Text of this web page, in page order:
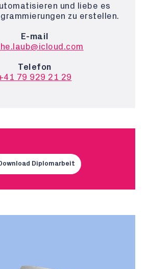
und liebe es
zu erstellen.
E-mail
Telefon
79 929 21 29
Diplomarbeit